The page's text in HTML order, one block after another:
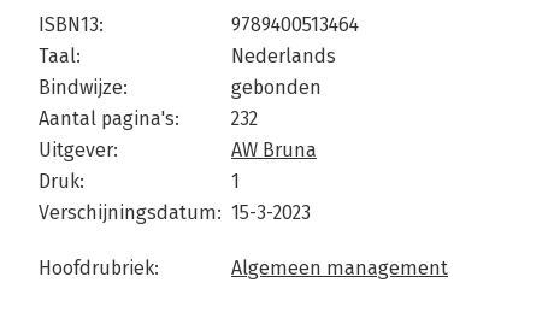
ISBN13:
9789400513464
Taal:
Nederlands
Bindwijze:
gebonden
Aantal pagina's:
232
Uitgever:
AW Bruna
Druk:
1
Verschijningsdatum: 15-3-2023
Hoofdrubriek: Algemeen management